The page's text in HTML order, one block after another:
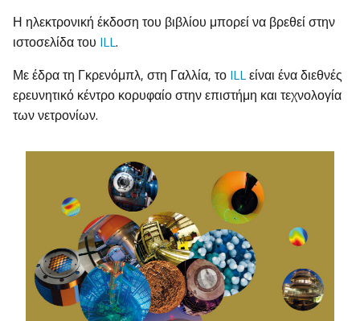
Η ηλεκτρονική έκδοση του βιβλίου μπορεί να βρεθεί στην
ιστοσελίδα του ILL.
Με έδρα τη Γκρενόμπλ, στη Γαλλία, το ILLείναι ένα διεθνές
ερευνητικό κέντρο κορυφαίο στην επιστήμη και τεχνολογία
των νετρονίων.